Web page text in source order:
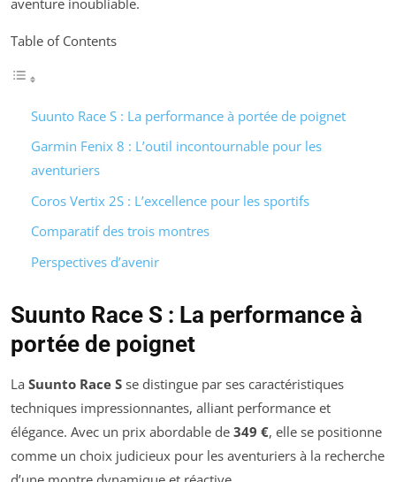
Table of Contents
Suunto Race S : La performance à portée de poignet
Garmin Fenix 8 : L’outil incontournable pour les
aventuriers
Coros Vertix 2S : L’excellence pour les sportifs
Comparatif des trois montres
Perspectives d’avenir
Suunto Race S : La performance à
portée de poignet
La Suunto Race S se distingue par ses caractéristiques
techniques impressionnantes, alliant performance et
élégance. Avec un prix abordable de 349 €, elle se positionne
comme un choix judicieux pour les aventuriers à la recherche